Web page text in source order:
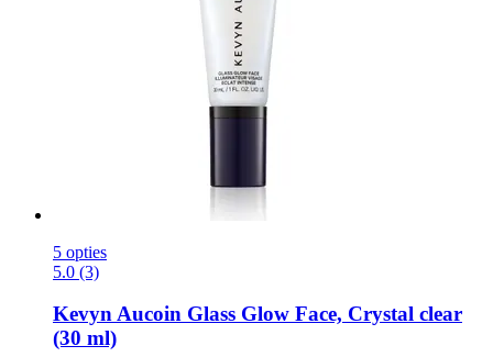
5 opties
5.0 (3)
Kevyn Aucoin Glass Glow Face, Crystal clear
(30 ml)